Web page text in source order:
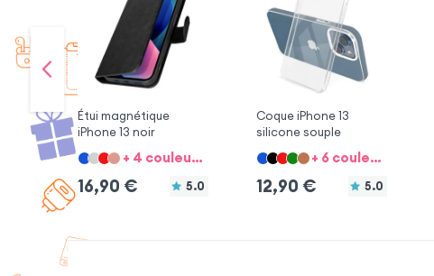
Étui magnétique
iPhone 13 noir
+ 4 couleurs + 7 option
16,90 € 5.0
Coque iPhone 13
silicone souple
+ 6 couleurs + 7 option
12,90 € 5.0